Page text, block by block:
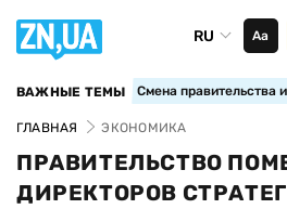
RU Аа
ВАЖНЫЕ ТЕМЫ Смена правительства
ГЛАВНАЯ ЭКОНОМИКА
ПРАВИТЕЛЬСТВО
ДИРЕКТОРОВ